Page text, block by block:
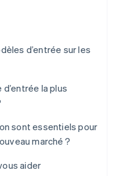
d’entrée sur les
la plus
sont essentiels pour
marché ?
aider